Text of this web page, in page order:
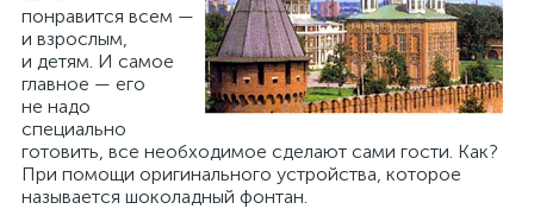
понравится всем —
и взрослым,
и детям. И самое
главное — его
не надо
специально
готовить, все необходимое сделают сами гости. Как?
При помощи оригинального устройства, которое
называется шоколадный фонтан.